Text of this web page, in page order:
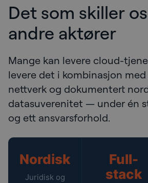
Det som skiller
andre aktører
Mange kan levere cloud-
levere det i kombinasjon med
nettverk og dokumentert
datasuverenitet — under én
og ett ansvarsforhold.
Nordisk
Juridisk og
Full-
stack